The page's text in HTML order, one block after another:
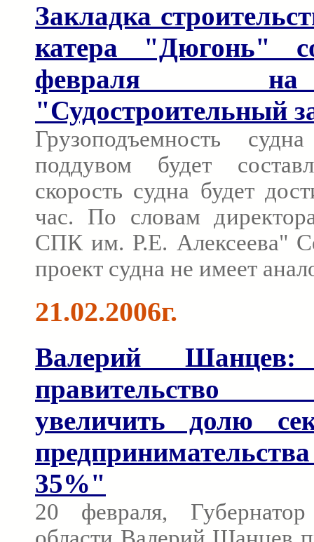
Закладка
катера "Дюгонь"
февраля
"Судостроительный
Грузоподъемность
поддувом будет
скорость судна будет
час. По словам
СПК им. Р.Е. Алексеева"
проект судна не имеет
21.02.2006г.
Валерий Шанцев:
правительство
увеличить долю
35%"
20 февраля,